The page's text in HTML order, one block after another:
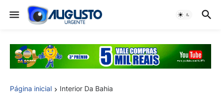
Página inicial Interior Da Bahia